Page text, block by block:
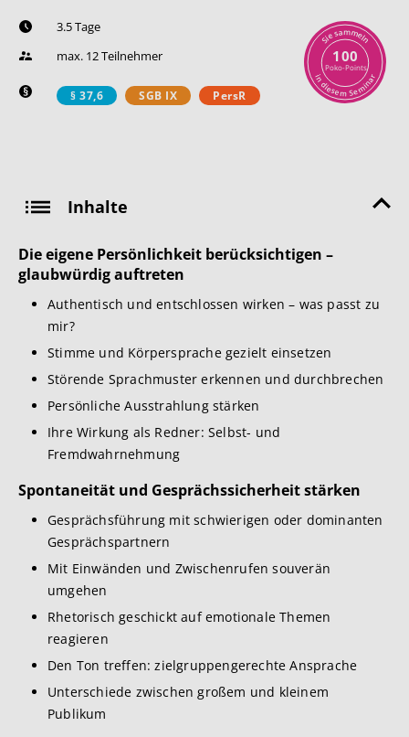
Inhalte
Die eigene Persönlichkeit berücksichtigen –
glaubwürdig auftreten
Authentisch und entschlossen wirken – was passt zu
mir?
Stimme und Körpersprache gezielt einsetzen
Störende Sprachmuster erkennen und durchbrechen
Persönliche Ausstrahlung stärken
Ihre Wirkung als Redner: Selbst- und
Fremdwahrnehmung
Spontaneität und Gesprächssicherheit stärken
Gesprächsführung mit schwierigen oder dominanten
Gesprächspartnern
Mit Einwänden und Zwischenrufen souverän
umgehen
Rhetorisch geschickt auf emotionale Themen
reagieren
Den Ton treffen: zielgruppengerechte Ansprache
Unterschiede zwischen großem und kleinem
Publikum
3.5 Tage
max. 12 Teilnehmer
§ 37,6 SGB IX PersR
i
n
d
iesemSemi
n
a
r
S
iesammel
n
100
Poko-Points